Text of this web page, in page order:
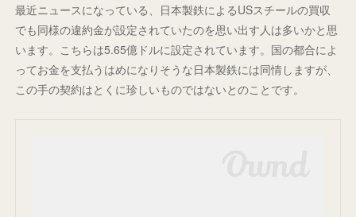
最近ニュースになっている、日本製鉄によるUSスチールの買収
でも同様の違約金が設定されていたのを思い出す人は多いかと思
います。こちらは5.65億ドルに設定されています。国の都合によ
ってお金を支払うはめになりそうな日本製鉄には同情しますが、
この手の契約はとくに珍しいものではないとのことです。